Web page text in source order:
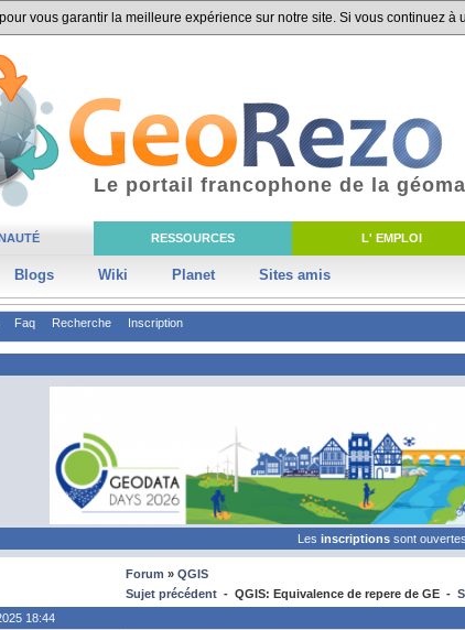
vous garantir la meilleure expérience sur notre site. Si vous continuez
RESSOURCES L' EMPLOI
Blogs Wiki Planet Sites amis
Le portail francophone de la
Faq Recherche Inscription
Les inscriptions sont
Forum » QGIS
Sujet précédent - QGIS: Equivalence de repere de GE -
18:44